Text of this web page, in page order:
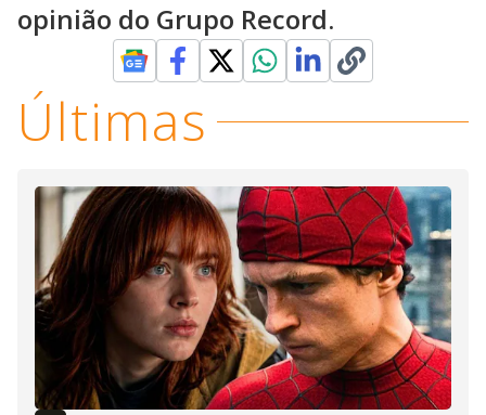
opinião do Grupo Record.
Últimas